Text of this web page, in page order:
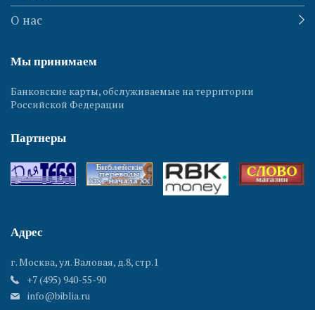
О нас
Мы принимаем
Банковские карты, обслуживаемые на территории
Российской Федерации
Партнеры
Адрес
г. Москва, ул. Валовая, д.8, стр.1
+7 (495) 940-55-90
info@biblia.ru